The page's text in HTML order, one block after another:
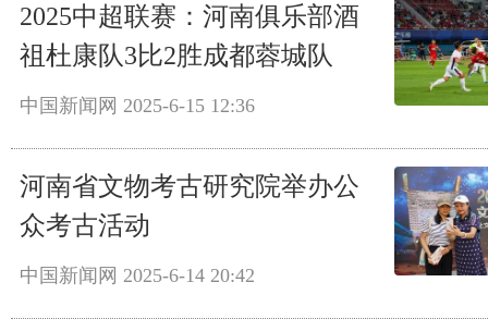
2025中超联赛：河南俱乐部酒
祖杜康队3比2胜成都蓉城队
中国新闻网 2025-6-15 12:36
河南省文物考古研究院举办公
众考古活动
中国新闻网 2025-6-14 20:42